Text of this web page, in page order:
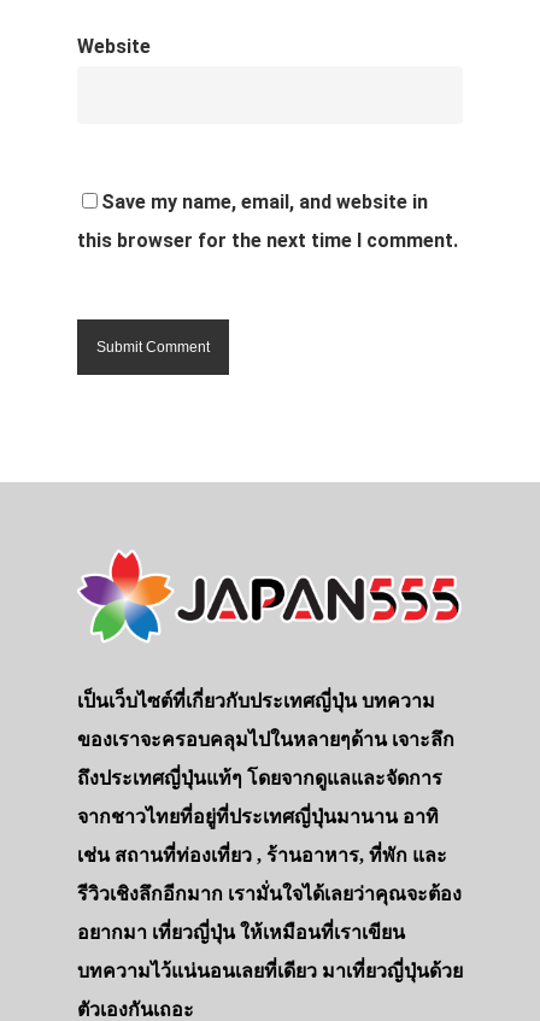
Website
Save my name, email, and website in
this browser for the next time I comment.
เป็นเว็บไซต์ที่เกี่ยวกับประเทศญี่ปุ่น บทความ
ของเราจะครอบคลุมไปในหลายๆด้าน เจาะลึก
ถึงประเทศญี่ปุ่นแท้ๆ โดยจากดูแลและจัดการ
จากชาวไทยที่อยู่ที่ประเทศญี่ปุ่นมานาน อาทิ
เช่น สถานที่ท่องเที่ยว , ร้านอาหาร, ที่พัก และ
รีวิวเชิงลึกอีกมาก เรามั่นใจได้เลยว่าคุณจะต้อง
อยากมา เที่ยวญี่ปุ่น ให้เหมือนที่เราเขียน
บทความไว้แน่นอนเลยที่เดียว มาเที่ยวญี่ปุ่นด้วย
ตัวเองกันเถอะ